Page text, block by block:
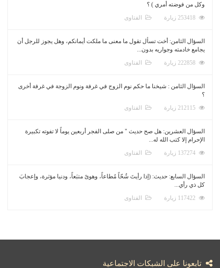
وكل من فوضته أمري ) ؟
الفتاوى
السؤال الثامن: أخت تسأل تقول ما معنى ما ملكت أيمانكم، وهل يجوز للرجل أن
يجامع خادمته وجواريه بدون...
الفتاوى
السؤال الثامن : شيخنا ما حكم نوم الزوج في غرفة ونوم الزوجة في غرفة أخرى
؟
الفتاوى
السؤال العشرين: هل صح حديث " من صلى الفجر أربعين يوماً لا تفوته تكبيرة
الإحرام إلا كتب الله له...
الفتاوى
السؤال السابع: حديث: (إذا رأيتَ شُحّاً مُطاعاً، وهوىً متبَعاً، ودنيا مؤثرة، وإعجابَ
كل ذي رأي...
الفتاوى
تابعونا على الشبكات الاجتماعية